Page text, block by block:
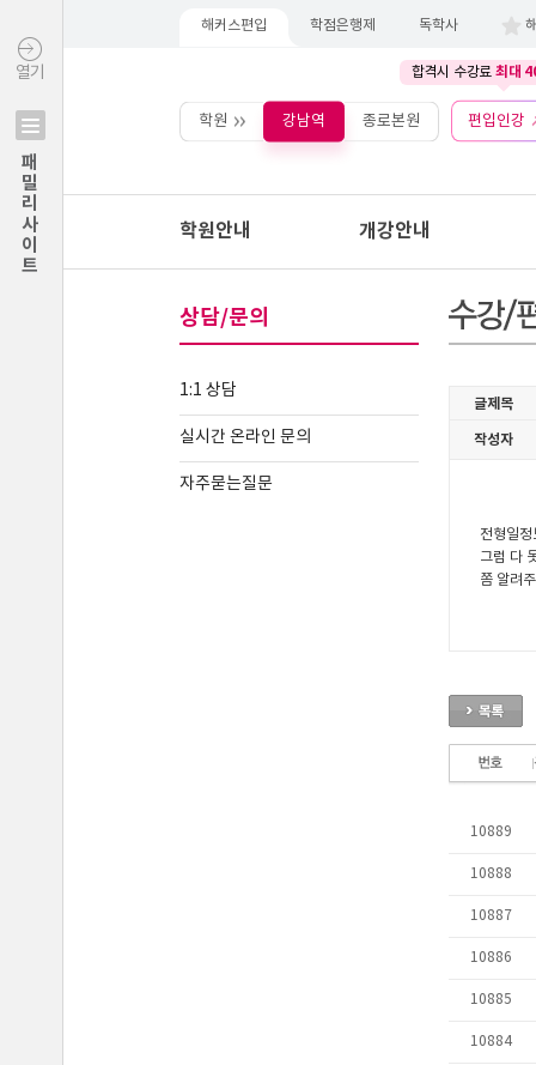
열기
패밀리사이트
해커스편입 학점은행제 독학사
합격시 수강료 최대
학원 강남역 종로본원 편입인강
학원안내 개강안내
상담/문의
1:1 상담
실시간 온라인 문의
자주묻는질문